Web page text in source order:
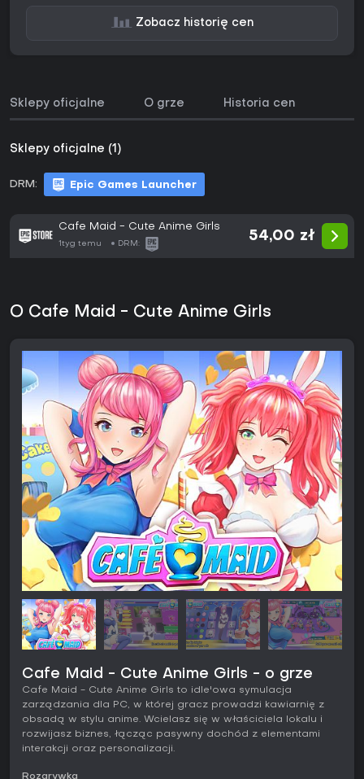
Zobacz historię cen
Sklepy oficjalne O grze Historia cen
Sklepy oficjalne (1)
DRM: Epic Games Launcher
Cafe Maid - Cute Anime Girls
1tyg temu DRM:
54,00 zł
O Cafe Maid - Cute Anime Girls
Cafe Maid - Cute Anime Girls - o grze
Cafe Maid - Cute Anime Girls to idle'owa symulacja
zarządzania dla PC, w której gracz prowadzi kawiarnię z
obsadą w stylu anime. Wcielasz się w właściciela lokalu i
rozwijasz biznes, łącząc pasywny dochód z elementami
interakcji oraz personalizacji.
Rozgrywka